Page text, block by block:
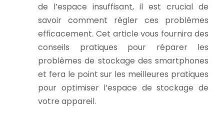
de l’espace insuffisant, il est crucial de
savoir comment régler ces problèmes
efficacement. Cet article vous fournira des
conseils pratiques pour réparer les
problèmes de stockage des smartphones
et fera le point sur les meilleures pratiques
pour optimiser l’espace de stockage de
votre appareil.